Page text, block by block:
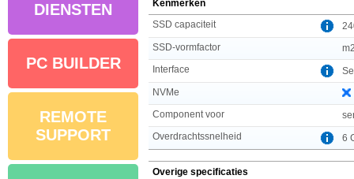
DIENSTEN
PC BUILDER
REMOTE
SUPPORT
Kenmerken
SSD capaciteit
SSD-vormfactor
Interface
NVMe
Component voor
Overdrachtssnelheid
6
Overige specificaties